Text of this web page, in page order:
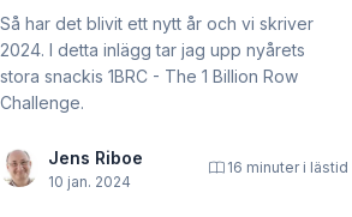
Så har det blivit ett nytt år och vi skriver
2024. I detta inlägg tar jag upp nyårets
stora snackis 1BRC - The 1 Billion Row
Challenge.
Jens Riboe
10 jan. 2024
16 minuter i lästid